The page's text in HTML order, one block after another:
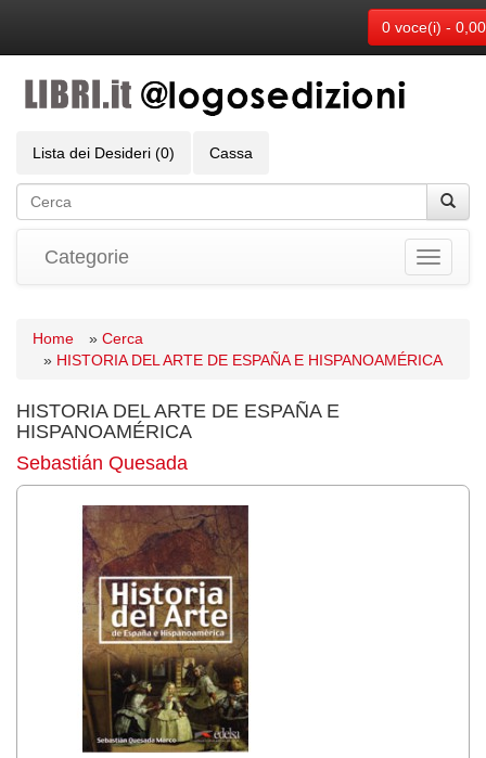
0 voce(i) -
Lista dei Desideri (0) Cassa
Toggle
Categorie
Home » Cerca
» HISTORIA DEL ARTE DE ESPAÑA E HISPANOAMÉRICA
HISTORIA DEL ARTE DE ESPAÑA E
HISPANOAMÉRICA
Sebastián Quesada